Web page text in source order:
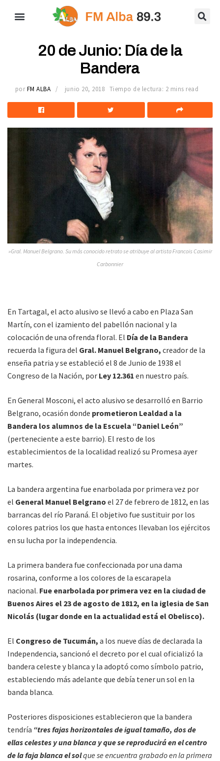
20 de Junio: Día de la
Bandera
por FM ALBA junio 20, 2018 Tiempo de lectura: 2 mins read
»Gral. Manuel Belgrano. Su más conocido retrato se atribuye al artista Francois Casimir
Carbonnier
En Tartagal, el acto alusivo se llevó a cabo en Plaza San
Martín, con el izamiento del pabellón nacional y la
colocación de una ofrenda floral. El Día de la Bandera
recuerda la figura del Gral. Manuel Belgrano, creador de la
enseña patria y se estableció el 8 de Junio de 1938 el
Congreso de la Nación, por Ley 12.361 en nuestro país.
En General Mosconi, el acto alusivo se desarrolló en Barrio
Belgrano, ocasión donde prometieron Lealdad a la
Bandera los alumnos de la Escuela “Daniel León”
(perteneciente a este barrio). El resto de los
establecimientos de la localidad realizó su Promesa ayer
martes.
La bandera argentina fue enarbolada por primera vez por
el General Manuel Belgrano el 27 de febrero de 1812, en las
barrancas del río Paraná. El objetivo fue sustituir por los
colores patrios los que hasta entonces llevaban los ejércitos
en su lucha por la independencia.
La primera bandera fue confeccionada por una dama
rosarina, conforme a los colores de la escarapela
nacional. Fue enarbolada por primera vez en la ciudad de
Buenos Aires el 23 de agosto de 1812, en la iglesia de San
Nicolás (lugar donde en la actualidad está el Obelisco).
El Congreso de Tucumán, a los nueve días de declarada la
Independencia, sancionó el decreto por el cual oficializó la
bandera celeste y blanca y la adoptó como símbolo patrio,
estableciendo más adelante que debía tener un sol en la
banda blanca.
Posteriores disposiciones establecieron que la bandera
tendría “tres fajas horizontales de igual tamaño, dos de
ellas celestes y una blanca y que se reproducirá en el centro
de la faja blanca el solque se encuentra grabado en la primera